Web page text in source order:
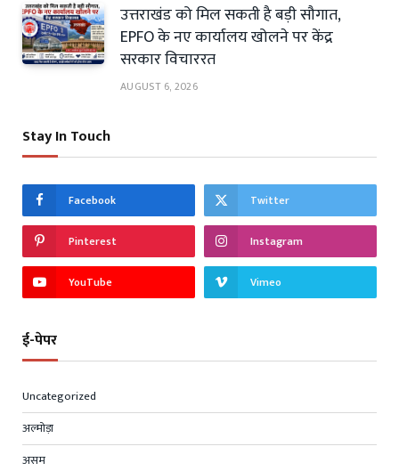
उत्तराखंड को मिल सकती है बड़ी सौगात,
EPFO के नए कार्यालय खोलने पर केंद्र
सरकार विचाररत
AUGUST 6, 2026
Stay In Touch
Facebook Twitter
Pinterest Instagram
YouTube Vimeo
ई-पेपर
Uncategorized
अल्मोड़ा
असम